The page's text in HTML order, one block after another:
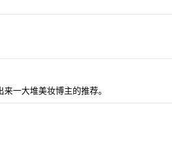
一大堆美妆博主的推荐。